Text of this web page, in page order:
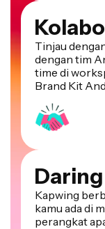
Tinjau
dengan tim
time di
Brand Kit
Daring
Kapwing
kamu ada di
perangkat
mana saja di